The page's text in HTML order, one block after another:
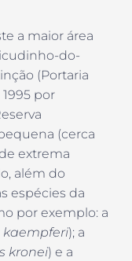
a maior área
do-
(Portaria
por
(cerca
extrema
além do
espécies da
por exemplo: a
kaempferi); a
kronei) e a